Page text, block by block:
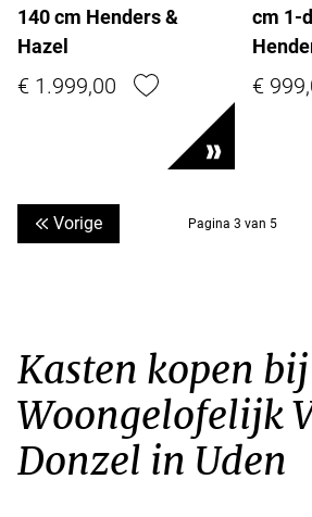
140 cm Henders &
Hazel
€ 1.999,00
cm 1-
€
Vorige Pagina 3 van 5
Kasten kopen bij
Woongelofelijk
Donzel in Uden